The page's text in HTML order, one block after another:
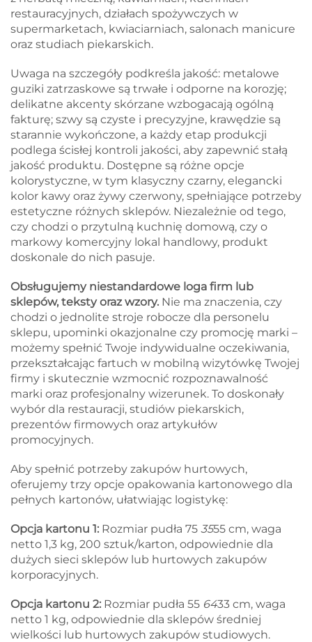
restauracyjnych, działach spożywczych w
supermarketach, kwiaciarniach, salonach manicure
oraz studiach piekarskich.
Uwaga na szczegóły podkreśla jakość: metalowe
guziki zatrzaskowe są trwałe i odporne na korozję;
delikatne akcenty skórzane wzbogacają ogólną
fakturę; szwy są czyste i precyzyjne, krawędzie są
starannie wykończone, a każdy etap produkcji
podlega ścisłej kontroli jakości, aby zapewnić stałą
jakość produktu. Dostępne są różne opcje
kolorystyczne, w tym klasyczny czarny, elegancki
kolor kawy oraz żywy czerwony, spełniające potrzeby
estetyczne różnych sklepów. Niezależnie od tego,
czy chodzi o przytulną kuchnię domową, czy o
markowy komercyjny lokal handlowy, produkt
doskonale do nich pasuje.
Obsługujemy niestandardowe loga firm lub
sklepów, teksty oraz wzory. Nie ma znaczenia, czy
chodzi o jednolite stroje robocze dla personelu
sklepu, upominki okazjonalne czy promocję marki –
możemy spełnić Twoje indywidualne oczekiwania,
przekształcając fartuch w mobilną wizytówkę Twojej
firmy i skutecznie wzmocnić rozpoznawalność
marki oraz profesjonalny wizerunek. To doskonały
wybór dla restauracji, studiów piekarskich,
prezentów firmowych oraz artykułów
promocyjnych.
Aby spełnić potrzeby zakupów hurtowych,
oferujemy trzy opcje opakowania kartonowego dla
pełnych kartonów, ułatwiając logistykę:
Opcja kartonu 1: Rozmiar pudła 75 3555 cm, waga
netto 1,3 kg, 200 sztuk/karton, odpowiednie dla
dużych sieci sklepów lub hurtowych zakupów
korporacyjnych.
Opcja kartonu 2: Rozmiar pudła 55 6433 cm, waga
netto 1 kg, odpowiednie dla sklepów średniej
wielkości lub hurtowych zakupów studiowych.